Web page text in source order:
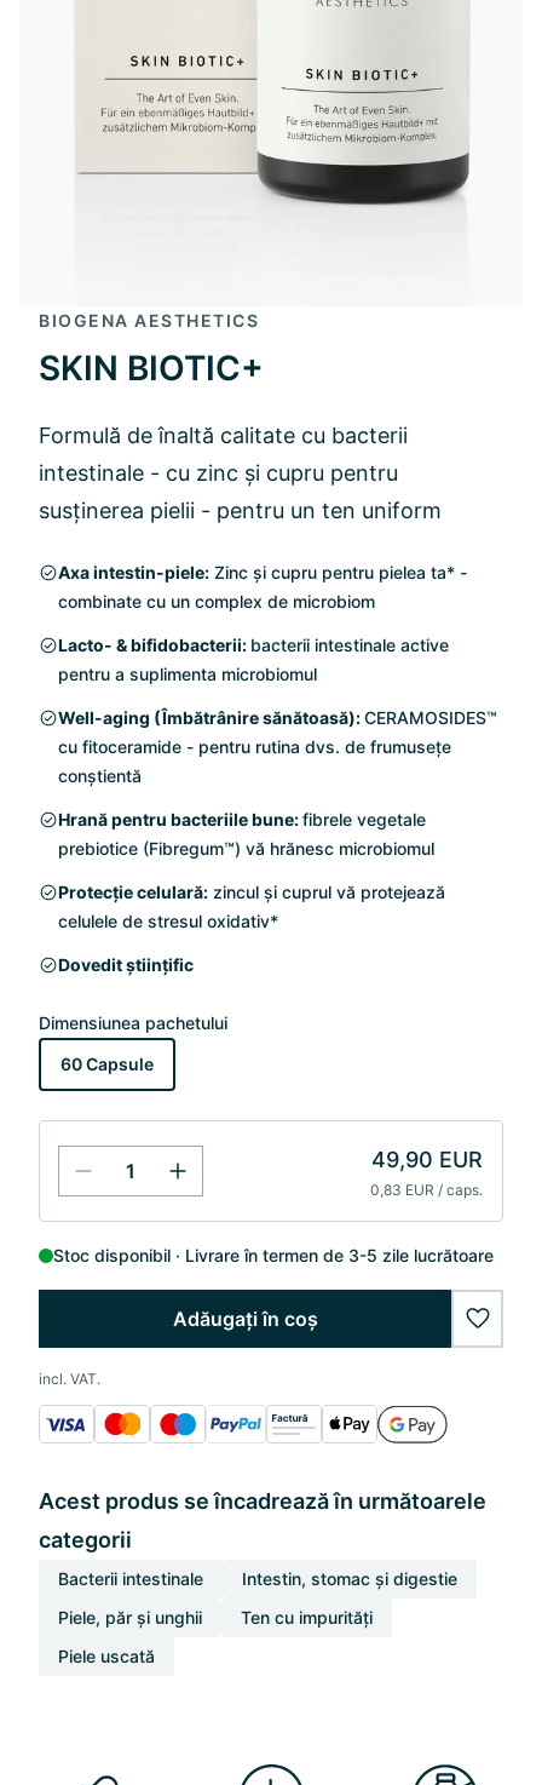
BIOGENA AESTHETICS
SKIN BIOTIC+
Formulă de înaltă calitate cu bacterii
intestinale - cu zinc și cupru pentru
susținerea pielii - pentru un ten uniform
Axa intestin-piele: Zinc și cupru pentru pielea ta* -
combinate cu un complex de microbiom
Lacto- & bifidobacterii: bacterii intestinale active
pentru a suplimenta microbiomul
Well-aging (Îmbătrânire sănătoasă):CERAMOSIDES™
cu fitoceramide - pentru rutina dvs. de frumusețe
conștientă
Hrană pentru bacteriile bune:fibrele vegetale
prebiotice (Fibregum™) vă hrănesc microbiomul
Protecție celulară: zincul și cuprul vă protejează
celulele de stresul oxidativ*
Dovedit științific
Dimensiunea pachetului
60 Capsule
49,90 EUR
0,83 EUR / caps.
Stoc disponibil Livrare în termen de 3-5 zile lucrătoare
Adăugați în coș
incl. VAT.
Acest produs se încadrează în următoarele
categorii
Bacterii intestinale
Intestin, stomac și digestie
Piele, păr și unghii
Ten cu impurități
Piele uscată